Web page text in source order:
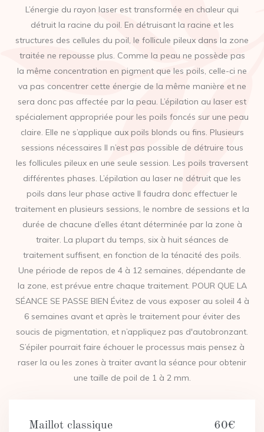
L’énergie du rayon laser est transformée en chaleur qui
détruit la racine du poil. En détruisant la racine et les
structures des cellules du poil, le follicule pileux dans la zone
traitée ne repousse plus. Comme la peau ne possède pas
la même concentration en pigment que les poils, celle-ci ne
va pas concentrer cette énergie de la même manière et ne
sera donc pas affectée par la peau. L’épilation au laser est
spécialement appropriée pour les poils foncés sur une peau
claire. Elle ne s’applique aux poils blonds ou fins. Plusieurs
sessions nécessaires Il n’est pas possible de détruire tous
les follicules pileux en une seule session. Les poils traversent
différentes phases. L’épilation au laser ne détruit que les
poils dans leur phase active Il faudra donc effectuer le
traitement en plusieurs sessions, le nombre de sessions et la
durée de chacune d’elles étant déterminée par la zone à
traiter. La plupart du temps, six à huit séances de
traitement suffisent, en fonction de la ténacité des poils.
Une période de repos de 4 à 12 semaines, dépendante de
la zone, est prévue entre chaque traitement. POUR QUE LA
SÉANCE SE PASSE BIEN Évitez de vous exposer au soleil 4 à
6 semaines avant et après le traitement pour éviter des
soucis de pigmentation, et n’appliquez pas d'autobronzant.
S’épiler pourrait faire échouer le processus mais pensez à
raser la ou les zones à traiter avant la séance pour obtenir
une taille de poil de 1 à 2 mm.
Maillot classique 60€